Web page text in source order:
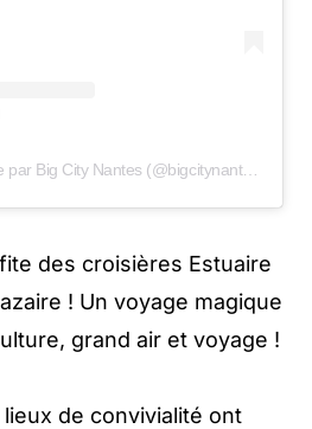
Une publication partagée par Big City Nantes (@bigcitynantes)
des croisières Estuaire
! Un voyage magique
grand air et voyage !
lieux de convivialité ont